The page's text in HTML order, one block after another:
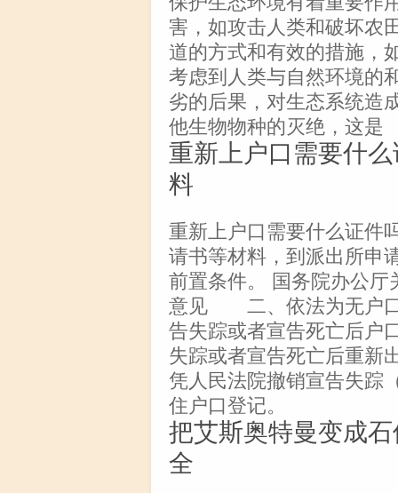
害，如攻击人类和破坏农
道的方式和有效的措施，
考虑到人类与自然环境的
劣的后果，对生态系统造
他生物物种的灭绝，这是
重新上户口需要什
料
重新上户口需要什么证件
请书等材料，到派出所申
前置条件。 国务院办公
意见 二、依法为无户
告失踪或者宣告死亡后户
失踪或者宣告死亡后重新
凭人民法院撤销宣告失踪
住户口登记。
把艾斯奥特曼变成
全